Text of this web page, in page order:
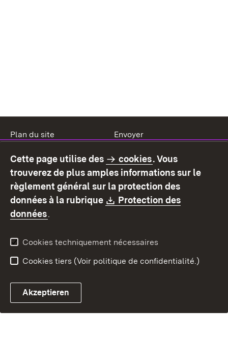
Plan du site
Envoyer
Mode d'emploi
Déclaration sur
l'accessibilité
Contact
Signaler un lien brisé
Cette page utilise des cookies. Vous
trouverez de plus amples informations sur le
règlement général sur la protection des
données à la rubrique
Download:
Protection des
données.
Cookies techniquement nécessaires
Cookies tiers (Voir politique de confidentialité.)
Akzeptieren